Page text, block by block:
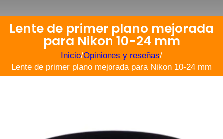
Lente de primer plano mejorada
para Nikon 10-24 mm
Inicio/Opiniones y reseñas/
Lente de primer plano mejorada para Nikon 10-24 mm